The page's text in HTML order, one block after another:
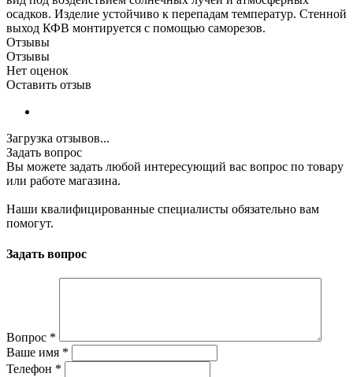
осадков. Изделие устойчиво к перепадам температур. Стенной
выход КФВ монтируется с помощью саморезов.
Отзывы
Отзывы
Нет оценок
Оставить отзыв
Загрузка отзывов...
Задать вопрос
Вы можете задать любой интересующий вас вопрос по товару
или работе магазина.
Наши квалифицированные специалисты обязательно вам
помогут.
Задать вопрос
Вопрос *
Ваше имя *
Телефон *